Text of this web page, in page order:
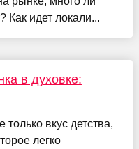
Как идет локали...
в духовке:
вкус детства,
легко